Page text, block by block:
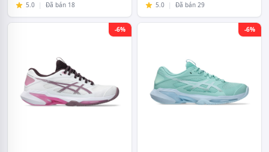
5.0 | Đã bán 18 5.0 | Đã bán 29
-6% -6%